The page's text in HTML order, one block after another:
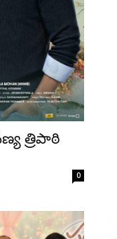
త్రిపాఠి
0